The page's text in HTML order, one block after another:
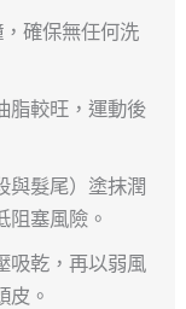
確保無任何洗
脂較旺，運動後
與髮尾）塗抹潤
阻塞風險。
吸乾，再以弱風
皮。